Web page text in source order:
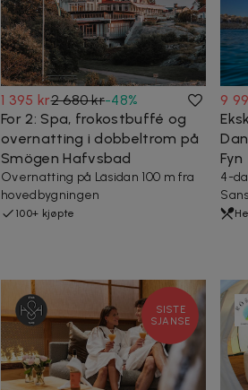
1 395 kr2 680 kr-48%
For 2: Spa, frokostbuffé og
overnatting i dobbeltrom på
Smögen Hafvsbad
Overnatting på Läsidan 100 m fra
hovedbygningen
100+ kjøpte
9
Fyn
4-
SISTE
SJANSE